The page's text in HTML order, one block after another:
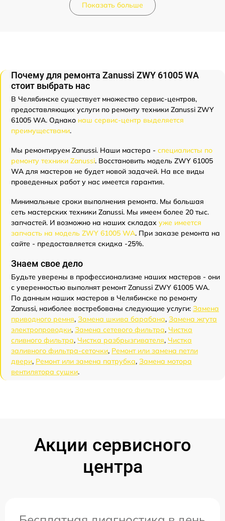
Показать больше
Почему для ремонта Zanussi ZWY 61005 WA
стоит выбрать нас
В Челябинске существует множество сервис-центров,
предоставляющих услуги по ремонту техники Zanussi ZWY
61005 WA. Однако наш сервис-центр выделяется
преимуществами.
Мы ремонтируем Zanussi. Наши мастера - специалисты по
ремонту техники Zanussi. Восстановить модель ZWY 61005
WA для мастеров не будет новой задачей. На все виды
проведенных работ у нас имеется гарантия.
Минимальные сроки выполнения ремонта. Мы большая
сеть мастерских техники Zanussi. Мы имеем более 20 тыс.
запчастей. И возможно на наших складах уже имеется
запчасть на модель ZWY 61005 WA. При заказе ремонта на
сайте - предоставляется скидка -25%.
Знаем свое дело
Будьте уверены в профессионализме наших мастеров - они
с уверенностью выполнят ремонт Zanussi ZWY 61005 WA.
По данным наших мастеров в Челябинске по ремонту
Zanussi, наиболее востребованы следующие услуги: Замена
приводного ремня, Замена шкива барабана, Замена жгута
электропроводки, Замена сетевого фильтра, Чистка
сливного фильтра, Чистка разбрызгивателя, Чистка
заливного фильтра-сеточки, Ремонт или замена петли
двери, Ремонт или замена патрубка, Замена мотора
вентилятора сушки.
Акции сервисного
центра